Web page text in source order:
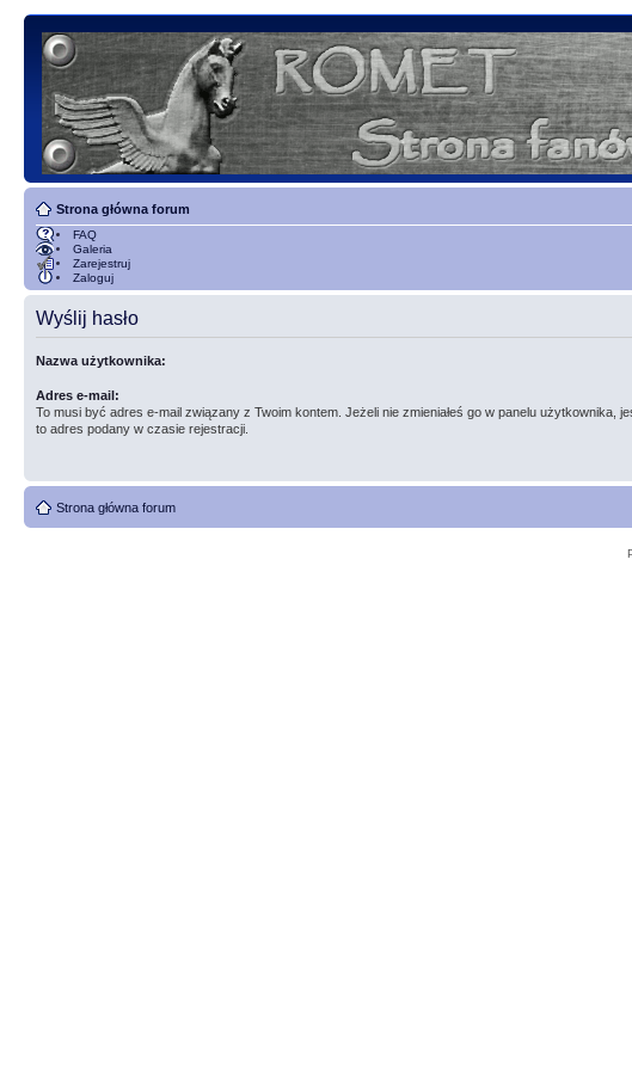
Strona główna forum
FAQ
Galeria
Zarejestruj
Zaloguj
Wyślij hasło
Nazwa użytkownika:
Adres e-mail:
To musi być adres e-mail związany z Twoim kontem. Jeżeli nie zmieniałeś go w panelu użytkownika,
to adres podany w czasie rejestracji.
Strona główna forum